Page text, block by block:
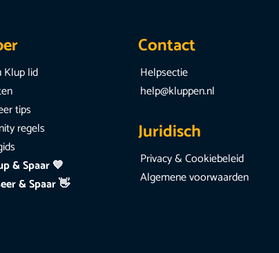
Klup lid
tips
regels
& Spaar 💙
& Spaar 👋
Contact
Helpsectie
help@kluppen.nl
Juridisch
Privacy & Cookiebeleid
Algemene voorwaarden